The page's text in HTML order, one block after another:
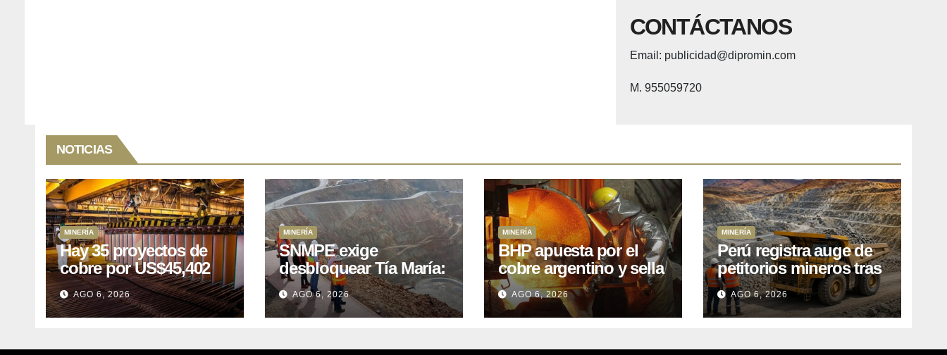
CONTÁCTANOS
Email: publicidad@dipromin.com
M. 955059720
NOTICIAS
MINERÍA
Hay 35 proyectos de
cobre por US$45,402
millones que Perú
puede aprovechar
AGO 6, 2026
MINERÍA
SNMPE exige
desbloquear Tía María:
el proyecto de
US$1.400M que Perú
lleva 15 años
AGO 6, 2026
MINERÍA
BHP apuesta por el
cobre argentino y sella
acuerdo con Kobrea
para siete proyecto
AGO 6, 2026
MINERÍA
Perú registra auge de
petitorios mineros tras
liberación de más de
mil concesiones para
explorar cobre y oro
AGO 6, 2026